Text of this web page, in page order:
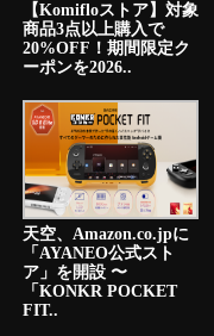
【Komifloストア】対象
商品3点以上購入で
20%OFF！期間限定ク
ーポンを2026..
天空、Amazon.co.jpに
「AYANEO公式スト
ア」を開設 〜
「KONKR POCKET
FIT..